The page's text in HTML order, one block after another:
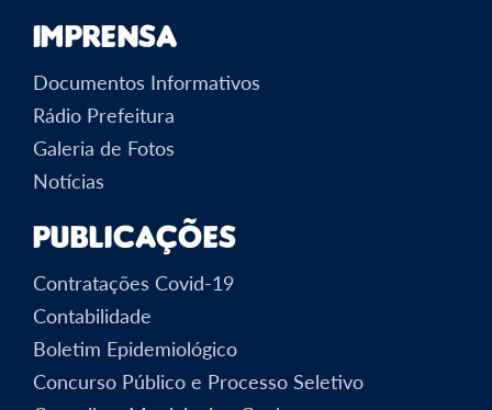
Imprensa
Documentos Informativos
Rádio Prefeitura
Galeria de Fotos
Notícias
Publicações
Contratações Covid-19
Contabilidade
Boletim Epidemiológico
Concurso Público e Processo Seletivo